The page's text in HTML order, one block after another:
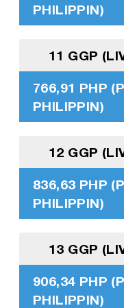
PHILIPPIN)
11 GGP
766,91 PHP
PHILIPPIN)
12 GGP
836,63 PHP
PHILIPPIN)
13 GGP
906,34 PHP
PHILIPPIN)